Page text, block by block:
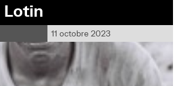
Lotin
11 octobre 2023